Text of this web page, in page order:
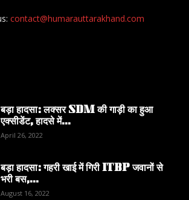
contact@humarauttarakhand.com
बड़ा हादसा: लक्सर SDM की गाड़ी का हुआ
एक्सीडेंट, हादसे में...
April 26, 2022
बड़ा हादसा: गहरी खाई में गिरी ITBP जवानों से
भरी बस,...
August 16, 2022